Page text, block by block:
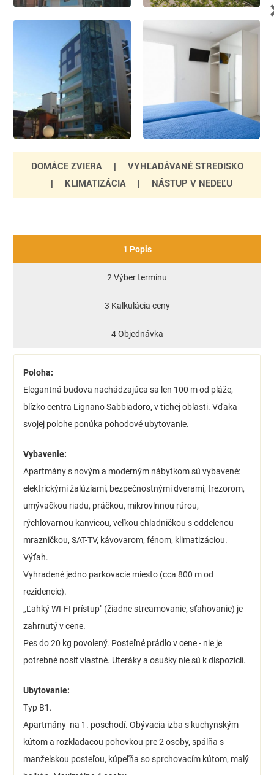
DOMÁCE ZVIERA |
VYHĽADÁVANÉ STREDISKO
|
KLIMATIZÁCIA | NÁSTUP V NEDEĽU
1 Popis
2 Výber termínu
3 Kalkulácia ceny
4 Objednávka
Poloha:
Elegantná budova nachádzajúca sa len 100 m od pláže,
blízko centra Lignano Sabbiadoro, v tichej oblasti. Vďaka
svojej polohe ponúka pohodové ubytovanie.
Vybavenie:
Apartmány s novým a moderným nábytkom sú vybavené:
elektrickými žalúziami, bezpečnostnými dverami, trezorom,
umývačkou riadu, práčkou, mikrovlnnou rúrou,
rýchlovarnou kanvicou, veľkou chladničkou s oddelenou
mrazničkou, SAT-TV, kávovarom, fénom, klimatizáciou.
Výťah.
Vyhradené jedno parkovacie miesto (cca 800 m od
rezidencie).
„Ľahký WI-FI prístup" (žiadne streamovanie, sťahovanie) je
zahrnutý v cene.
Pes do 20 kg povolený. Posteľné prádlo v cene - nie je
potrebné nosiť vlastné. Uteráky a osušky nie sú k dispozícií.
Ubytovanie:
Typ B1.
Apartmány na 1. poschodí. Obývacia izba s kuchynským
kútom a rozkladacou pohovkou pre 2 osoby, spálňa s
manželskou posteľou, kúpeľňa so sprchovacím kútom, malý